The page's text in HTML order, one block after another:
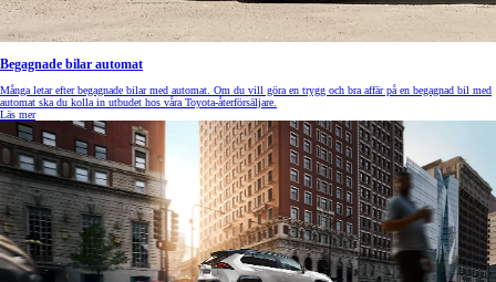
Begagnade bilar automat
Många letar efter begagnade bilar med automat. Om du vill göra en trygg och bra affär på en begagnad bil med
automat ska du kolla in utbudet hos våra Toyota-återförsäljare.
Läs mer